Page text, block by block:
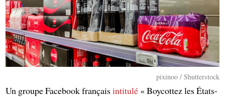
pixinoo / Shutterstock
Un groupe Facebook françaisintitulé« Boycottez les États-